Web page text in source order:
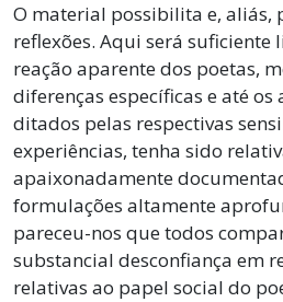
O material possibilita e, aliás,
reflexões. Aqui será
reação aparente dos poetas,
diferenças específicas e até
ditados pelas respectivas
experiências, tenha sido
apaixonadamente
formulações altamente
pareceu-nos que todos
substancial desconfiança em
relativas ao papel social do